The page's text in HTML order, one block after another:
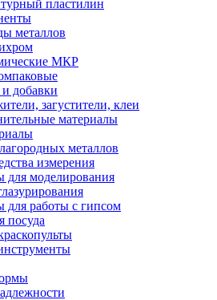
пластилин
металлов
МКР
добавки
загустители, клеи
материалы
металлов
измерения
для моделирования
для работы с гипсом
посуда